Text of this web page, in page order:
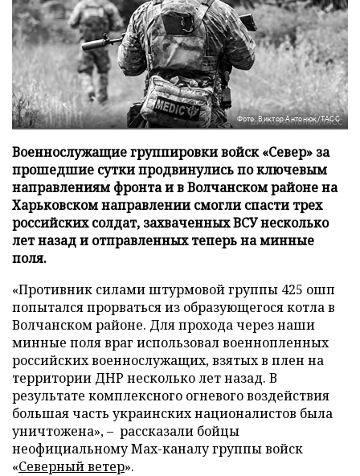
Фото: Виктор Антонюк/ТАСС
Военнослужащие группировки войск «Север» за
прошедшие сутки продвинулись по ключевым
направлениям фронта и в Волчанском районе на
Харьковском направлении смогли спасти трех
российских солдат, захваченных ВСУ несколько
лет назад и отправленных теперь на минные
поля.
«Противник силами штурмовой группы 425 ошп
попытался прорваться из образующегося котла в
Волчанском районе. Для прохода через наши
минные поля враг использовал военнопленных
российских военнослужащих, взятых в плен на
территории ДНР несколько лет назад. В
результате комплексного огневого воздействия
большая часть украинских националистов была
уничтожена», – рассказали бойцы
неофициальному Max-каналу группы войск
«Северный ветер».